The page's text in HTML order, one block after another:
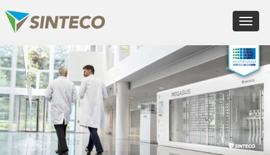
Toggle
×
ES - Español
PT - Português (PT)
RU - Русский
PL - Język polski
ZH - 汉语
JA - 日本語
TR - Türkçe
AE - اللغة العربية